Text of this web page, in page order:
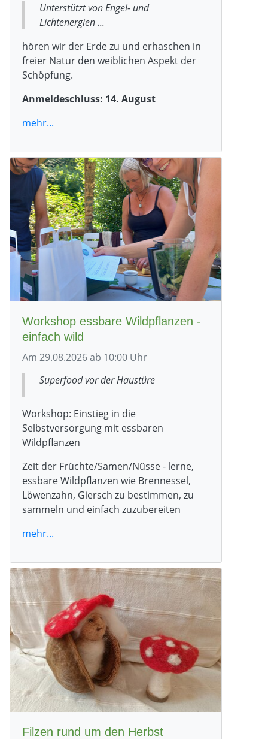
Unterstützt von Engel- und
Lichtenergien ...
hören wir der Erde zu und erhaschen in
freier Natur den weiblichen Aspekt der
Schöpfung.
Anmeldeschluss: 14. August
mehr...
Workshop essbare Wildpflanzen -
einfach wild
Am 29.08.2026 ab 10:00 Uhr
Superfood vor der Haustüre
Workshop: Einstieg in die
Selbstversorgung mit essbaren
Wildpflanzen
Zeit der Früchte/Samen/Nüsse - lerne,
essbare Wildpflanzen wie Brennessel,
Löwenzahn, Giersch zu bestimmen, zu
sammeln und einfach zuzubereiten
mehr...
Filzen rund um den Herbst